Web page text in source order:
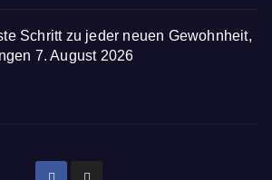
Schritt zu jeder neuen Gewohnheit,
7. August 2026